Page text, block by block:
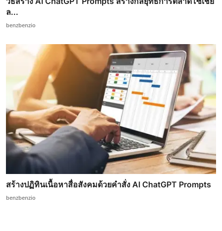
ล...
benzbenzio
สร้างปฏิทินเนื้อหาสื่อสังคมด้วยคำสั่ง AI ChatGPT Prompts
benzbenzio